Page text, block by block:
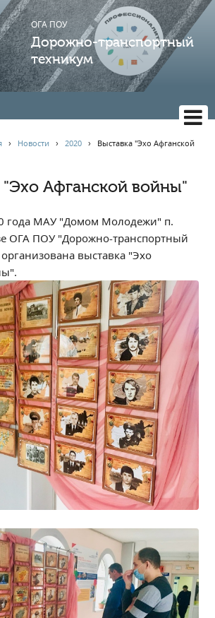
ОГА ПОУ
Дорожно-транспортный
техникум
образования
совет
качества
по профилактике ДДТТ
комплекс
коррупции
чемпионатное движение
площадка
ОРГАНИЗАЦИИ
управления образовательной
› Новости ›2020 › Выставка "Эхо Афганской
"Эхо Афганской войны"
года МАУ "Домом Молодежи" п.
ОГА ПОУ "Дорожно-транспортный
выставка "Эхо